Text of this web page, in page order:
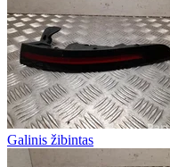
Galinis žibintas